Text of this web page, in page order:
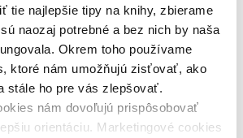
tie najlepšie tipy na knihy, zbierame
naozaj potrebné a bez nich by naša
Okrem toho používame
ktoré nám umožňujú zisťovať, ako
stále ho pre vás zlepšovať.
nám dovoľujú prispôsobovať
orientáciu. Marketingové cookies